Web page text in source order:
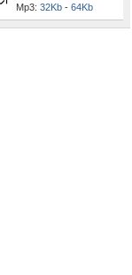
Mp3:32Kb-64Kb